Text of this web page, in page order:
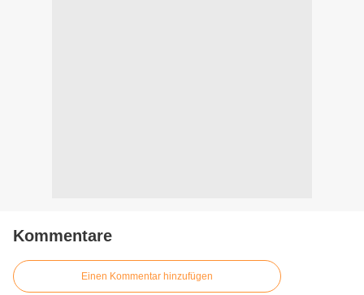
Kommentare
Einen Kommentar hinzufügen